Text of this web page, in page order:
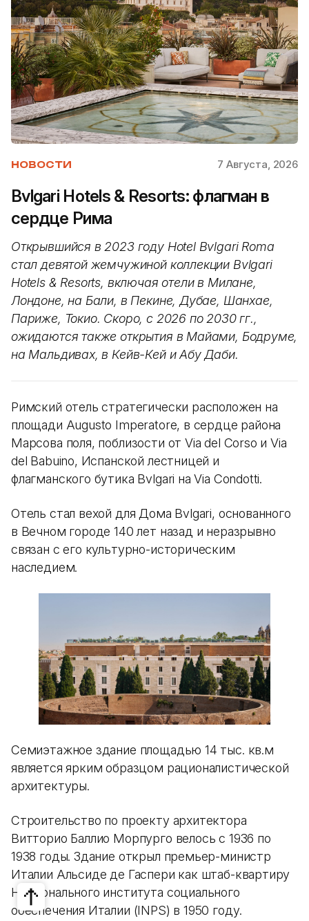
НОВОСТИ 7 Августа, 2026
Bvlgari Hotels & Resorts: флагман в
сердце Рима
Открывшийся в 2023 году Hotel Bvlgari Roma
стал девятой жемчужиной коллекции Bvlgari
Hotels & Resorts, включая отели в Милане,
Лондоне, на Бали, в Пекине, Дубае, Шанхае,
Париже, Токио. Скоро, с 2026 по 2030 гг.,
ожидаются также открытия в Майами, Бодруме,
на Мальдивах, в Кейв-Кей и Абу Даби.
Римский отель стратегически расположен на
площади Augusto Imperatore, в сердце района
Марсова поля, поблизости от Via del Corso и Via
del Babuino, Испанской лестницей и
флагманского бутика Bvlgari на Via Condotti.
Отель стал вехой для Дома Bvlgari, основанного
в Вечном городе 140 лет назад и неразрывно
связан с его культурно-историческим
наследием.
Семиэтажное здание площадью 14 тыс. кв.м
является ярким образцом рационалистической
архитектуры.
Строительство по проекту архитектора
Витторио Баллио Морпурго велось с 1936 по
1938 годы. Здание открыл премьер-министр
Италии Альсиде де Гаспери как штаб-квартиру
Национального института социального
обеспечения Италии (INPS) в 1950 году.